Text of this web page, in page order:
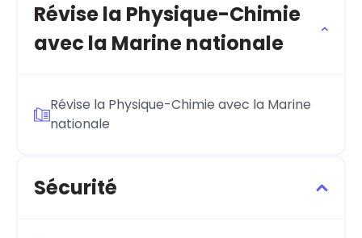
Révise la Physique-Chimie
avec la Marine nationale
Révise la Physique-Chimie avec la Marine
nationale
Sécurité